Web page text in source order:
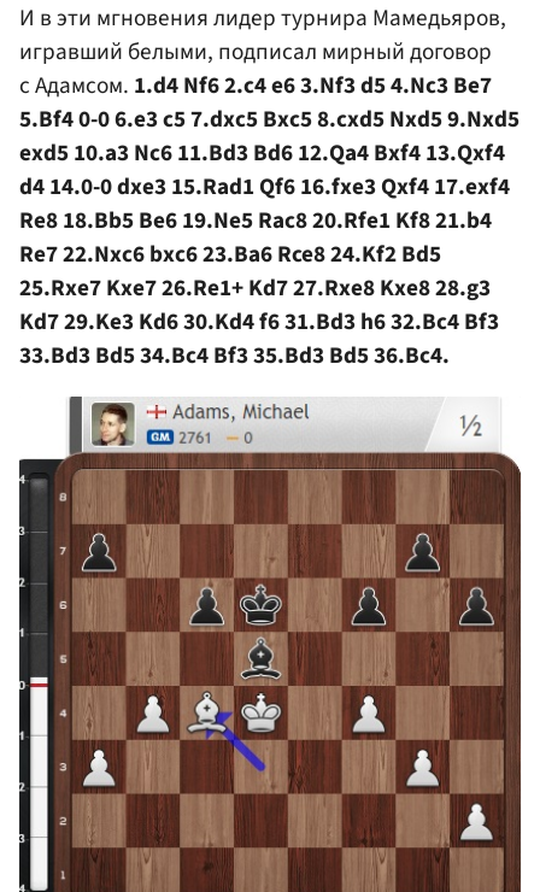
И в эти мгновения лидер турнира Мамедьяров,
игравший белыми, подписал мирный договор
с Адамсом. 1.d4 Nf6 2.c4 e6 3.Nf3 d5 4.Nc3 Be7
5.Bf4 0-0 6.e3 c5 7.dxc5 Bxc5 8.cxd5 Nxd5 9.Nxd5
exd5 10.a3 Nc6 11.Bd3 Bd6 12.Qa4 Bxf4 13.Qxf4
d4 14.0-0 dxe3 15.Rad1 Qf6 16.fxe3 Qxf4 17.exf4
Re8 18.Bb5 Be6 19.Ne5 Rac8 20.Rfe1 Kf8 21.b4
Re7 22.Nxc6 bxc6 23.Ba6 Rce8 24.Kf2 Bd5
25.Rxe7 Kxe7 26.Re1+ Kd7 27.Rxe8 Kxe8 28.g3
Kd7 29.Ke3 Kd6 30.Kd4 f6 31.Bd3 h6 32.Bc4 Bf3
33.Bd3 Bd5 34.Bc4 Bf3 35.Bd3 Bd5 36.Bc4.